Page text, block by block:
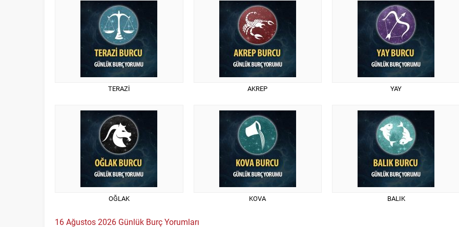
TERAZİ AKREP YAY
OĞLAK KOVA BALIK
16 Ağustos 2026 Günlük Burç Yorumları